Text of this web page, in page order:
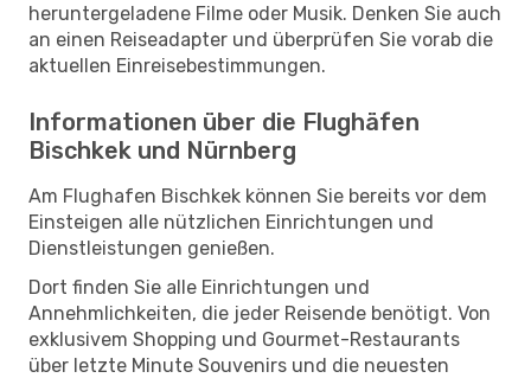
heruntergeladene Filme oder Musik. Denken Sie auch
an einen Reiseadapter und überprüfen Sie vorab die
aktuellen Einreisebestimmungen.
Informationen über die Flughäfen
Bischkek und Nürnberg
Am Flughafen Bischkek können Sie bereits vor dem
Einsteigen alle nützlichen Einrichtungen und
Dienstleistungen genießen.
Dort finden Sie alle Einrichtungen und
Annehmlichkeiten, die jeder Reisende benötigt. Von
exklusivem Shopping und Gourmet-Restaurants
über letzte Minute Souvenirs und die neuesten